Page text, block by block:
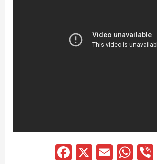
Facebook
X Email